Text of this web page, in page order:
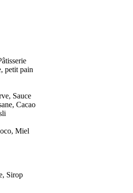
petit pain
Sauce
Cacao
Miel
Sirop